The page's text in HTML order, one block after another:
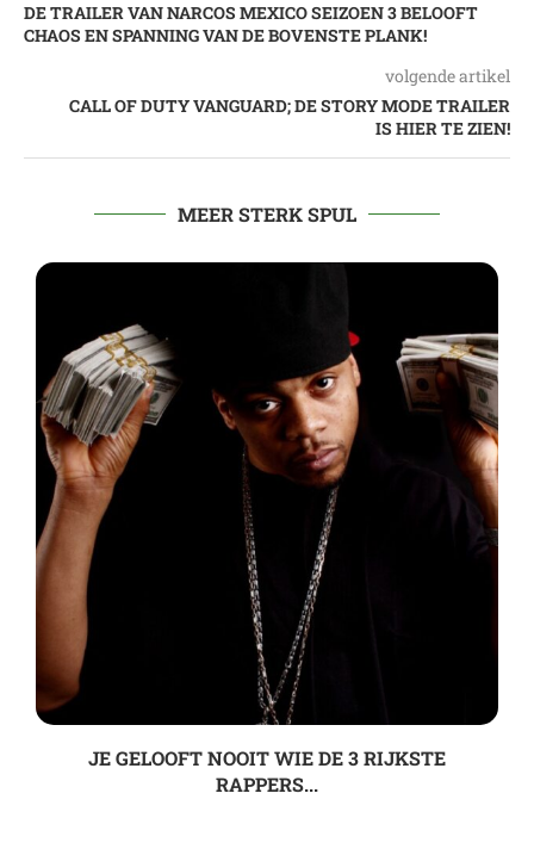
DE TRAILER VAN NARCOS MEXICO SEIZOEN 3 BELOOFT
CHAOS EN SPANNING VAN DE BOVENSTE PLANK!
volgende artikel
CALL OF DUTY VANGUARD; DE STORY MODE TRAILER
IS HIER TE ZIEN!
MEER STERK SPUL
JE GELOOFT NOOIT WIE DE 3 RIJKSTE
RAPPERS...